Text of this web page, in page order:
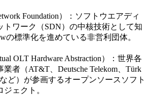
Foundation）：ソフトウエアディ
トワーク（SDN）の中核技術として知
の標準化を進めている非営利団体。
OLT Hardware Abstraction）：世界各
業者（AT&T、Deutsche Telekom、Türk
ど）が参画するオープンソースソフト
ェクト。